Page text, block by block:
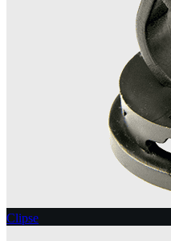
Clipse